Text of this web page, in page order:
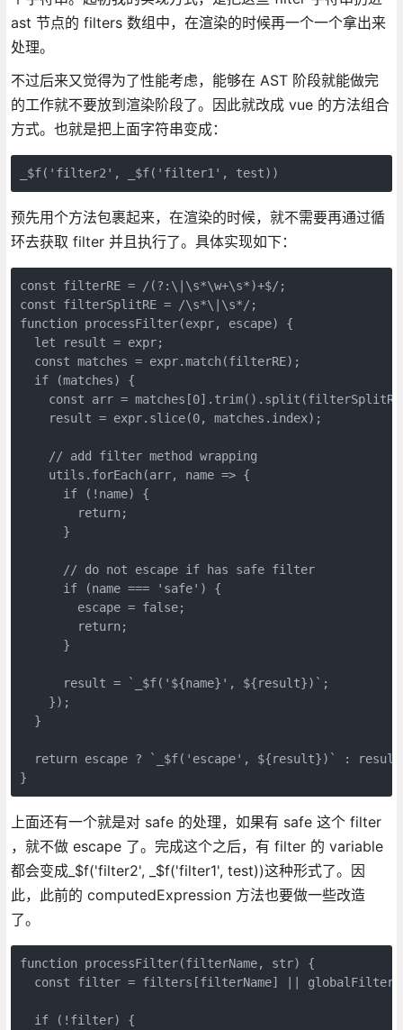
ast 节点的 filters 数组中，在渲染的时候再一个一个拿出来
处理。
不过后来又觉得为了性能考虑，能够在 AST 阶段就能做完
的工作就不要放到渲染阶段了。因此就改成 vue 的方法组合
方式。也就是把上面字符串变成：
_$f('filter2', _$f('filter1', test))
预先用个方法包裹起来，在渲染的时候，就不需要再通过循
环去获取 filter 并且执行了。具体实现如下：
const filterRE = /(?:\|\s*\w+\s*)+$/;
const filterSplitRE = /\s*\|\s*/;
function processFilter(expr, escape) {
  let result = expr;
  const matches = expr.match(filterRE);
  if (matches) {
const arr =
    result = expr.slice(0, matches.index);
    // add filter method wrapping
    utils.forEach(arr, name => {
      if (!name) {
        return;
      }
      // do not escape if has safe filter
      if (name === 'safe') {
        escape = false;
        return;
      }
      result = `_$f('${name}', ${result})`;
    });
  }
return escape ? `_$f('escape', ${result})` :
}
上面还有一个就是对 safe 的处理，如果有 safe 这个 filter
，就不做 escape 了。完成这个之后，有 filter 的 variable
都会变成_$f('filter2', _$f('filter1', test))这种形式了。因
此，此前的 computedExpression 方法也要做一些改造
了。
function processFilter(filterName, str) {
const filter = filters[filterName] ||
  if (!filter) {